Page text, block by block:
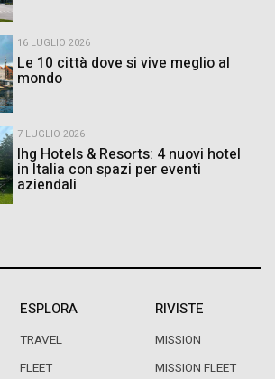
16 LUGLIO 2026
Le 10 città dove si vive meglio al
mondo
7 LUGLIO 2026
Ihg Hotels & Resorts: 4 nuovi hotel
in Italia con spazi per eventi
aziendali
ESPLORA
TRAVEL
FLEET
RIVISTE
MISSION
MISSION FLEET